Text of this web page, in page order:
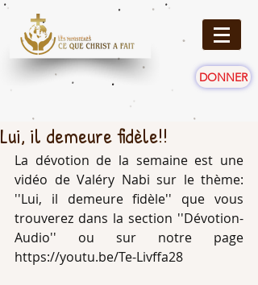
DONNER
Lui, il demeure fidèle!!
La dévotion de la semaine est une
vidéo de Valéry Nabi sur le thème:
''Lui, il demeure fidèle'' que vous
trouverez dans la section ''Dévotion-
Audio'' ou sur notre page
https://youtu.be/Te-Livffa28